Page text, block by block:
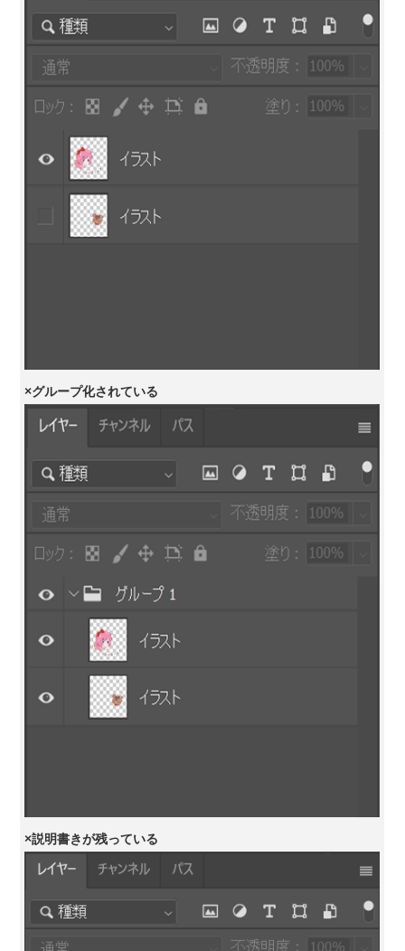
×グループ化されている
×説明書きが残っている